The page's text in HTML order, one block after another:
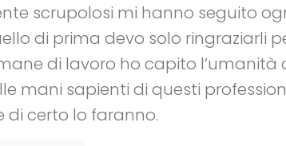
scrupolosi mi hanno seguito
di prima devo solo ringraziarli
di lavoro ho capito l’umanità
mani sapienti di questi
di certo lo faranno.